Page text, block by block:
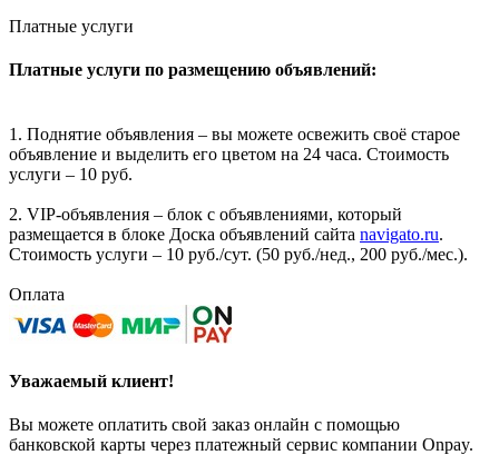
Платные услуги
Платные услуги по размещению объявлений:
1. Поднятие объявления – вы можете освежить своё старое
объявление и выделить его цветом на 24 часа. Стоимость
услуги – 10 руб.
2. VIP-объявления – блок с объявлениями, который
размещается в блоке Доска объявлений сайта navigato.ru.
Стоимость услуги – 10 руб./сут. (50 руб./нед., 200 руб./мес.).
Оплата
Уважаемый клиент!
Вы можете оплатить свой заказ онлайн с помощью
банковской карты через платежный сервис компании Onpay.